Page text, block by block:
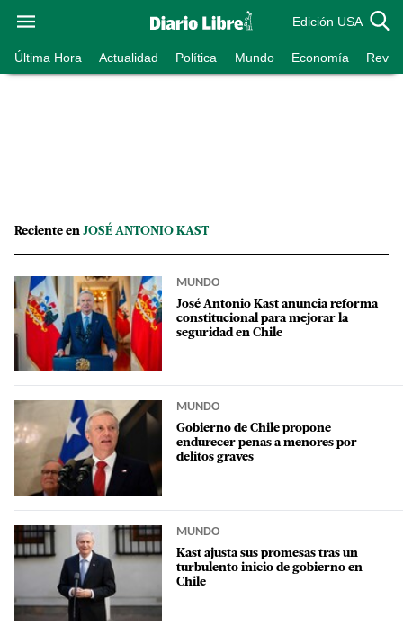
Edición USA
Última Hora Actualidad Política Mundo Economía
Reciente en JOSÉ ANTONIO KAST
MUNDO
José Antonio Kast anuncia reforma
constitucional para mejorar la
seguridad en Chile
MUNDO
Gobierno de Chile propone
endurecer penas a menores por
delitos graves
MUNDO
Kast ajusta sus promesas tras un
turbulento inicio de gobierno en
Chile